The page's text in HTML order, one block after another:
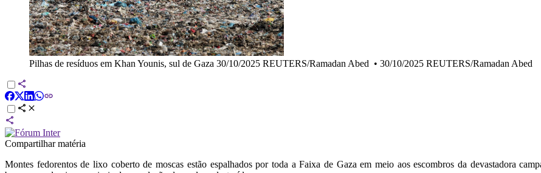
Pilhas de resíduos em Khan Younis, sul de Gaza 30/10/2025 REUTERS/Ramadan Abed • 30/10/2025 REUTERS/Ramadan Abed
Compartilhar matéria
Montes fedorentos de lixo coberto de moscas estão espalhados por toda a Faixa de Gaza em meio aos escombros da devastadora